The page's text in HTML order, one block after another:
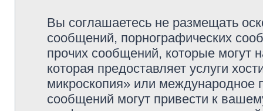
Вы соглашаетесь не размещать
сообщений, порнографических
прочих сообщений, которые могут
которая предоставляет услуги
микроскопия» или международное
сообщений могут привести к